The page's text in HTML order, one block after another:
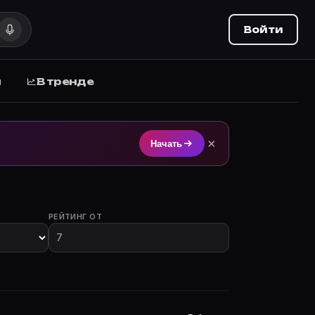
Planner (movie-planner.ru).
Войти
В тренде
Начать ×
РЕЙТИНГ ОТ